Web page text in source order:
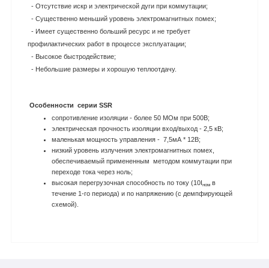
- Отсутствие искр и электрической дуги при коммутации;
- Существенно меньший уровень электромагнитных помех;
- Имеет существенно больший ресурс и не требует
профилактических работ в процессе эксплуатации;
- Высокое быстродействие;
- Небольшие размеры и хорошую теплоотдачу.
Особенности серии SSR
сопротивление изоляции - более 50 МОм при 500В;
электрическая прочность изоляции вход/выход - 2,5 кВ;
маленькая мощность управления - 7,5мА * 12В;
низкий уровень излучения электромагнитных помех,
обеспечиваемый примененным методом коммутации при
переходе тока через ноль;
высокая перегрузочная способность по току (10Iном в
течение 1-го периода) и по напряжению (с демпфирующей
схемой).